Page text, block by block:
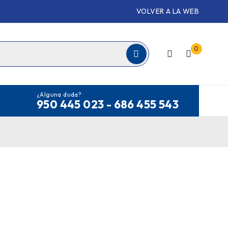
VOLVER A LA WEB
0
¿Alguna duda?
950 445 023 - 686 455 543